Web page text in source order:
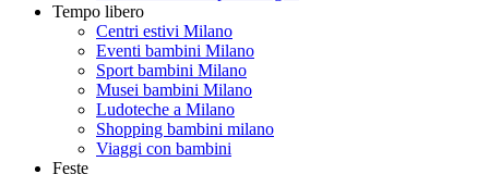
Tempo libero
Centri estivi Milano
Eventi bambini Milano
Sport bambini Milano
Musei bambini Milano
Ludoteche a Milano
Shopping bambini milano
Viaggi con bambini
Feste